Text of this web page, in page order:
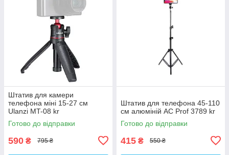
Штатив для камери
телефона міні 15-27 см
Ulanzi MT-08 kr
Готово до відправки
590 ₴ 795 ₴
Штатив для телефона 45-110
см алюміній AC Prof 3789 kr
Готово до відправки
415 ₴ 550 ₴